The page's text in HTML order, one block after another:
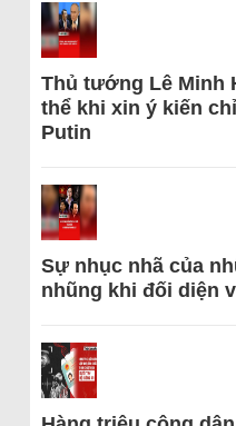
Thủ tướng Lê Minh
thể khi xin ý kiến
Putin
Sự nhục nhã của
nhũng khi đối diện